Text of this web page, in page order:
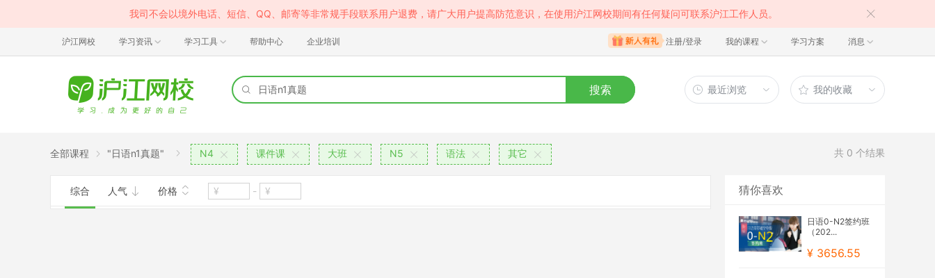
我司不会以境外电话、短信、QQ、邮寄等非常规手段联系用户退费，请广大用户提高防范意识，在使用沪江网校期间有任何疑问可联系沪江工作人员。
沪江网校 学习资讯 学习工具 帮助中心 企业培训 注册/登录 我的课程 学习方案 消息
搜索 最近浏览 我的收藏
全部课程 "日语n1真题" N4 课件课 大班 N5 语法 其它 共 0 个结果
综合 人气 价格 - 猜你喜欢
日语0-N2签约班
（202...
¥ 3656.55